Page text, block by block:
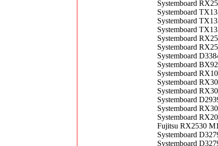
Systemboard
Systemboard
Systemboard
Systemboard
Systemboard
Systemboard
Systemboard
Systemboard
Systemboard
Systemboard
Systemboard
Systemboard
Systemboard
Systemboard
Fujitsu RX2530
Systemboard
Systemboard